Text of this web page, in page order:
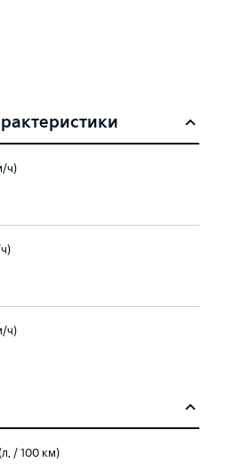
ч)
ч)
/ 100 км)